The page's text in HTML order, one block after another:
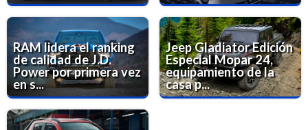
RAM lidera el ranking
de calidad de J.D.
Power por primera vez
en s...
Jeep Gladiator Edición
Especial Mopar 24,
equipamiento de la
casa p...